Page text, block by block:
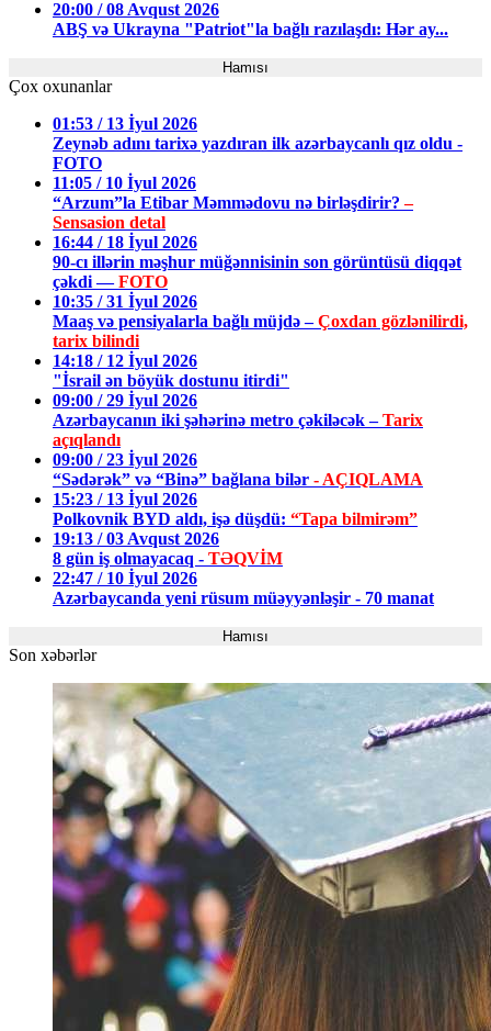
20:00 / 08 Avqust 2026
ABŞ və Ukrayna "Patriot"la bağlı razılaşdı: Hər ay...
Hamısı
Çox oxunanlar
01:53 / 13 İyul 2026
Zeynəb adını tarixə yazdıran ilk azərbaycanlı qız oldu -
FOTO
11:05 / 10 İyul 2026
“Arzum”la Etibar Məmmədovu nə birləşdirir?–
Sensasion detal
16:44 / 18 İyul 2026
90-cı illərin məşhur müğənnisinin son görüntüsü diqqət
çəkdi —FOTO
10:35 / 31 İyul 2026
Maaş və pensiyalarla bağlı müjdə –Çoxdan gözlənilirdi,
tarix bilindi
14:18 / 12 İyul 2026
"İsrail ən böyük dostunu itirdi"
09:00 / 29 İyul 2026
Azərbaycanın iki şəhərinə metro çəkiləcək –Tarix
açıqlandı
09:00 / 23 İyul 2026
“Sədərək” və “Binə” bağlana bilər - AÇIQLAMA
15:23 / 13 İyul 2026
Polkovnik BYD aldı, işə düşdü: “Tapa bilmirəm”
19:13 / 03 Avqust 2026
8 gün iş olmayacaq - TƏQVİM
22:47 / 10 İyul 2026
Azərbaycanda yeni rüsum müəyyənləşir - 70 manat
Hamısı
Son xəbərlər